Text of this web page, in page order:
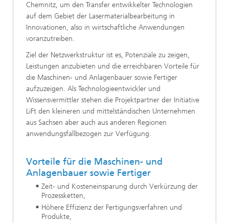
Chemnitz, um den Transfer entwikkelter Technologien
auf dem Gebiet der Lasermaterialbearbeitung in
Innovationen, also in wirtschaftliche Anwendungen
voranzutreiben.
Ziel der Netzwerkstruktur ist es, Potenziale zu zeigen,
Leistungen anzubieten und die erreichbaren Vorteile für
die Maschinen- und Anlagenbauer sowie Fertiger
aufzuzeigen. Als Technologieentwickler und
Wissensvermittler stehen die Projektpartner der Initiative
LiFt den kleineren und mittelständischen Unternehmen
aus Sachsen aber auch aus anderen Regionen
anwendungsfallbezogen zur Verfügung.
Vorteile für die Maschinen- und
Anlagenbauer sowie Fertiger
Zeit- und Kosteneinsparung durch Verkürzung der
Prozessketten,
Höhere Effizienz der Fertigungsverfahren und
Produkte,